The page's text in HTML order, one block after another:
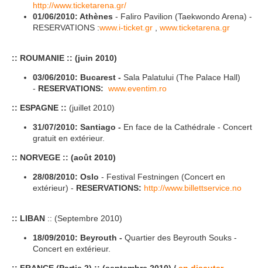
http://www.ticketarena.gr/
01/06/2010: Athènes - Faliro Pavilion (Taekwondo Arena) -
RESERVATIONS :www.i-ticket.gr www.ticketarena.gr
:: ROUMANIE :: (juin 2010)
03/06/2010: Bucarest - Sala Palatului (The Palace Hall)
- RESERVATIONS: www.eventim.ro
:: ESPAGNE :: (juillet 2010)
31/07/2010: Santiago - En face de la Cathédrale - Concert
gratuit en extérieur.
:: NORVEGE :: (août 2010)
28/08/2010: Oslo - Festival Festningen (Concert en
extérieur) - RESERVATIONS: http://www.billettservice.no
:: LIBAN :: (Septembre 2010)
18/09/2010: Beyrouth - Quartier des Beyrouth Souks -
Concert en extérieur.